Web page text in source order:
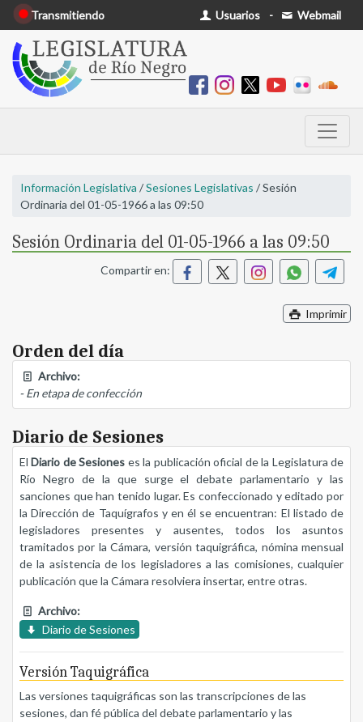
Transmitiendo Usuarios - Webmail
Información Legislativa /Sesiones Legislativas / Sesión
Ordinaria del 01-05-1966 a las 09:50
Sesión Ordinaria del 01-05-1966 a las 09:50
Compartir en:
Imprimir
Orden del día
Archivo:
- En etapa de confección
Diario de Sesiones
ElDiario de Sesiones es la publicación oficial de la Legislatura de
Río Negro de la que surge el debate parlamentario y las
sanciones que han tenido lugar. Es confeccionado y editado por
la Dirección de Taquígrafos y en él se encuentran: El listado de
legisladores presentes y ausentes, todos los asuntos
tramitados por la Cámara, versión taquigráfica, nómina mensual
de la asistencia de los legisladores a las comisiones, cualquier
publicación que la Cámara resolviera insertar, entre otras.
Archivo:
Diario de Sesiones
Versión Taquigráfica
Las versiones taquigráficas son las transcripciones de las
sesiones, dan fé pública del debate parlamentario y las